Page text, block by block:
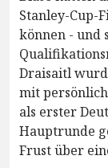
Stanley-Cup-
können - und
Draisaitl
mit
als erster
Hauptrunde
Frust über